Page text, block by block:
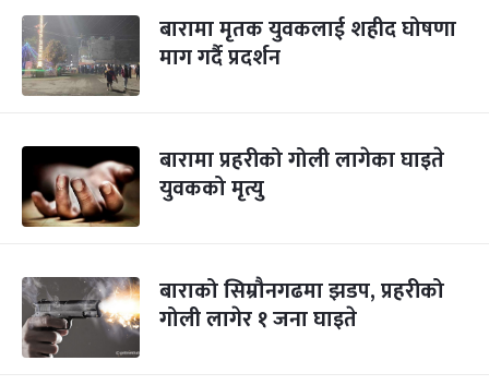
बारामा मृतक युवकलाई शहीद घोषणा
माग गर्दै प्रदर्शन
बारामा प्रहरीको गोली लागेका घाइते
युवकको मृत्यु
बाराको सिम्रौनगढमा झडप, प्रहरीको
गोली लागेर १ जना घाइते